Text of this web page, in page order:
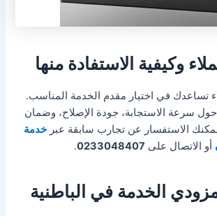
وكيفية الاستفادة منها
تساعدك في اختيار مقدم الخدمة المناسب.
سرعة الاستجابة، جودة الإصلاح، وضمان
الاستفسار عن تجارب سابقة عبرخدمة
أو الاتصال على 0233048407
.
الخدمة في الباطنية